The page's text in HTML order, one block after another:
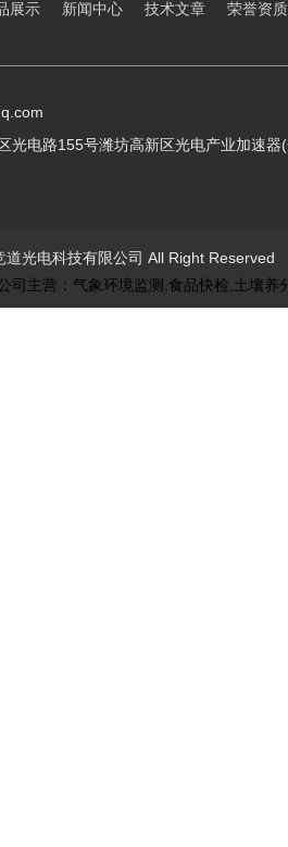
展示 新闻中心 技术文章 荣誉资质
光电路155号潍坊高新区光电产业加速器
道光电科技有限公司 All Right
司主营：气象环境监测,食品快检,土壤养